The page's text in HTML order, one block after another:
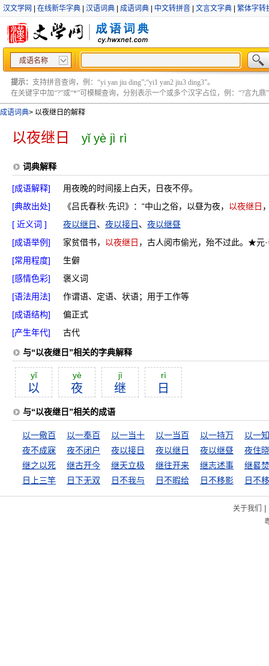
汉文学网 在线新华字典 汉语词典 成语词典 中文转拼音 文言文字典 繁体字转
成语名称
提示： 支持拼音查询，例：“yi yan jiu ding”;“yi1 yan2 jiu3 ding3”。
在关键字中加“?”或“*”可模糊查询，分别表示一个或多个汉字占位，例：“?言九鼎”
成语词典> 以夜继日的解释
以夜继日 yǐ yè jì rì
词典解释
[成语解释]
用夜晚的时间接上白天，日夜不停。
[典故出处]
《吕氏春秋·先识》：“中山之俗，以昼为夜， 以夜继日
[ 近义词 ]
夜以继日 、 夜以接日 、 夜以继昼
[成语举例]
家贫借书， 以夜继日 ，古人阅市偷光，殆不过此。★元
[常用程度]
生僻
[感情色彩]
褒义词
[语法用法]
作谓语、定语、状语；用于工作等
[成语结构]
偏正式
[产生年代]
古代
与“以夜继日”相关的字典解释
yĭ
以
yè
夜
jì
继
rì
日
与“以夜继日”相关的成语
以一儆百 以一奉百 以一当十 以一当百 以一持万
以一
夜不成寐
夜不闭户 夜以接日 夜以继日 夜以继昼
夜住
继之以死
继古开今 继天立极 继往开来 继志述事
继晷
日上三竿
日下无双 日不我与 日不暇给 日不移影 日不
关于我们 |